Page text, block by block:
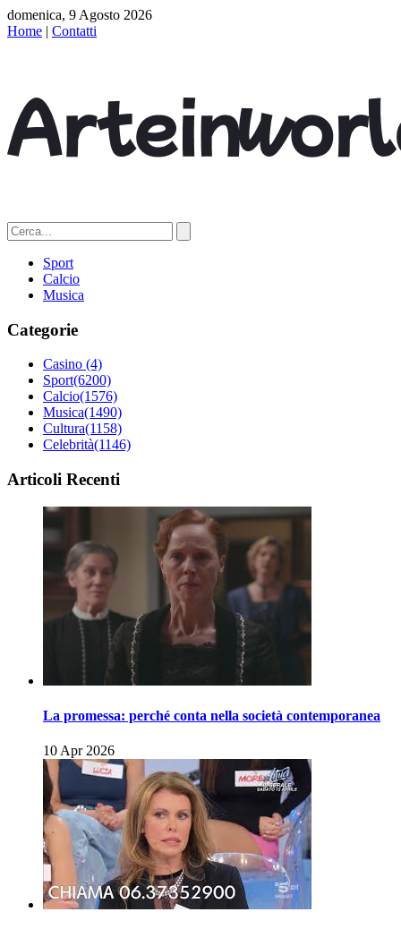
domenica, 9 Agosto 2026
Home | Contatti
Sport
Calcio
Musica
Categorie
Casino (4)
Sport(6200)
Calcio(1576)
Musica(1490)
Cultura(1158)
Celebrità(1146)
Articoli Recenti
La promessa: perché conta nella società contemporanea
10 Apr 2026